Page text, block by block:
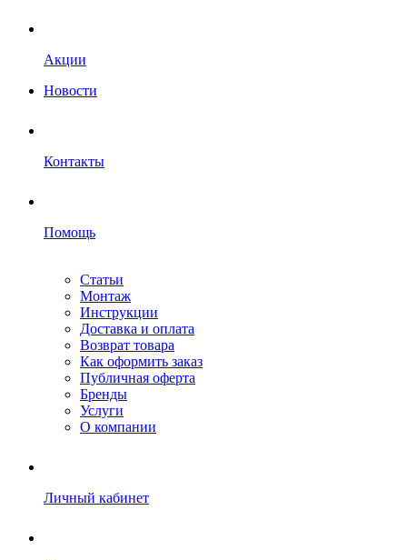
Акции
Новости
Контакты
Помощь
Статьи
Монтаж
Инструкции
Доставка и оплата
Возврат товара
Как оформить заказ
Публичная оферта
Бренды
Услуги
О компании
Личный кабинет